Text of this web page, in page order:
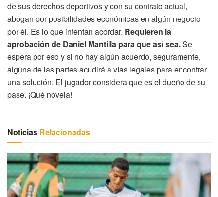
de sus derechos deportivos y con su contrato actual,
abogan por posibilidades económicas en algún negocio
por él. Es lo que intentan acordar. Requieren la
aprobación de Daniel Mantilla para que así sea.Se
espera por eso y si no hay algún acuerdo, seguramente,
alguna de las partes acudirá a vías legales para encontrar
una solución. El jugador considera que es el dueño de su
pase. ¡Qué novela!
Noticias Relacionadas